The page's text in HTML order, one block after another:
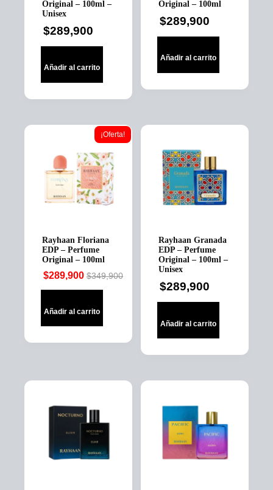
Original – 100ml –
Unisex
$289,900
Añadir al carrito
Original – 100ml
$289,900
Añadir al carrito
¡Oferta!
Rayhaan Floriana
EDP – Perfume
Original – 100ml
$349,900
Original
was:
$289,900
Current
is:
Añadir al carrito
Rayhaan Granada
EDP – Perfume
Original – 100ml –
Unisex
$289,900
Añadir al carrito